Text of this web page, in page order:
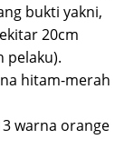
bukti yakni,
20cm
pelaku).
hitam-merah
warna orange